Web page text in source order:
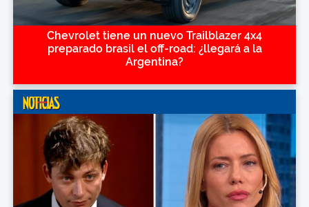
Chevrolet tiene un nuevo Trailblazer 4x4
preparado brasil el off-road: ¿llegará a la
Argentina?